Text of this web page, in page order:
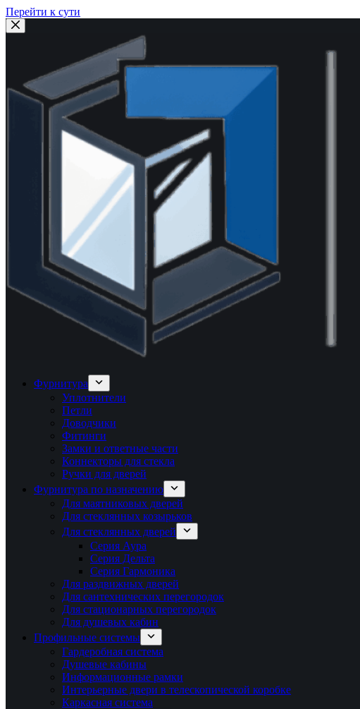
Перейти к сути
Фурнитура
Уплотнители
Петли
Доводчики
Фитинги
Замки и ответные части
Коннекторы для стекла
Ручки для дверей
Фурнитура по назначению
Для маятниковых дверей
Для стеклянных козырьков
Для стеклянных дверей
Серия Аура
Серия Дельта
Серия Гармоника
Для раздвижных дверей
Для сантехнических перегородок
Для стационарных перегородок
Для душевых кабин
Профильные системы
Гардеробная система
Душевые кабины
Информационные рамки
Интерьерные двери в телескопической коробке
Каркасная система